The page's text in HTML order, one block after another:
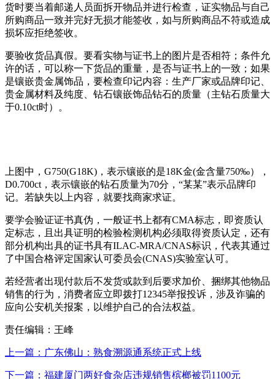
货时要当着邮递人员面拆开物品并进行检查，证实物品与自己
所购商品一致并完好无损才能签收，如与所购商品不符或造成
损坏应拒绝签收。
要验收货品真假。要看实物与证书上的图片是否相符；条件允
许的话，可以称一下货品的重量，是否与证书上的一致；如果
是镶嵌贵金属饰品，要检查印记内容：生产厂家或品牌印记、
贵金属材料及纯度、钻石镶嵌饰品钻石的质量（主钻石质量大
于0.10ct时）。
上图中，G750(G18K)，表示镶嵌的是18K金(金含量750‰），
D0.700ct，表示镶嵌的钻石质量为70分，“某某”表示品牌印
记。若缺失以上内容，就要找商家求证。
要学会验证证书真伪，一般证书上都有CMA标志，即资质认
定标志，且出具证明的检验检测机构必须取得资质认定，还有
部分机构出具的证书具有ILAC-MRA/CNAS标识，代表其通过
了中国合格评定国家认可委员会(CNAS)实验室认可。
若经营者出现付款后不发货或款到后要求加价、捆绑其他物品
销售的行为，消费者应立即拨打12345举报投诉，涉及诈骗的
应向公安机关报案，以维护自己的合法权益。
责任编辑：王峰
上一篇：广东佛山：熟食溯源通系统正式上线
下一篇：福建厦门两好食杂店违规销售槟榔被罚1100元